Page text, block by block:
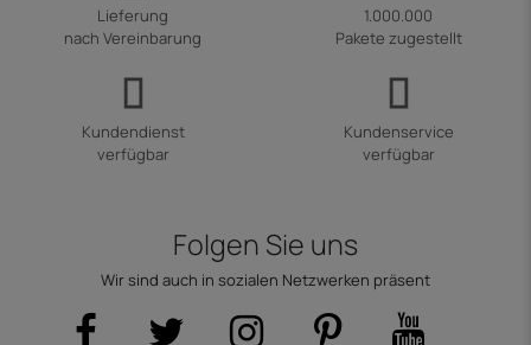
Lieferung
nach Vereinbarung
1.000.000
Pakete zugestellt
Kundendienst
verfügbar
Kundenservice
verfügbar
Folgen Sie uns
Wir sind auch in sozialen Netzwerken präsent